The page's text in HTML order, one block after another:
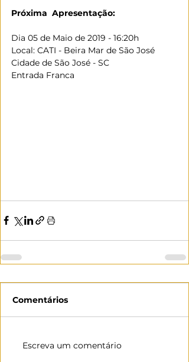
Próxima  Apresentação:
Dia 05 de Maio de 2019 - 16:20h
Local: CATI - Beira Mar de São José
Cidade de São José - SC
Entrada Franca
Comentários
Escreva um comentário